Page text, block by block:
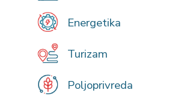
Energetika
Turizam
Poljoprivreda